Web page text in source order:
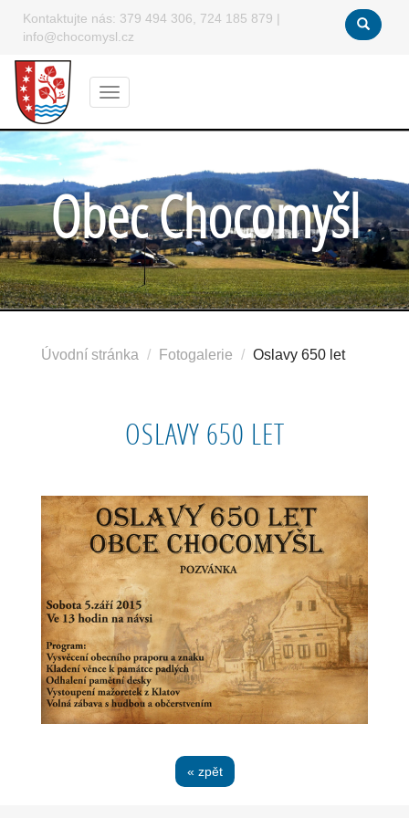
Kontaktujte nás: 379 494 306, 724 185 879 |
info@chocomysl.cz
Menu
Obec Chocomyšl
Úvodní stránka Fotogalerie Oslavy 650 let
OSLAVY 650 LET
« zpět